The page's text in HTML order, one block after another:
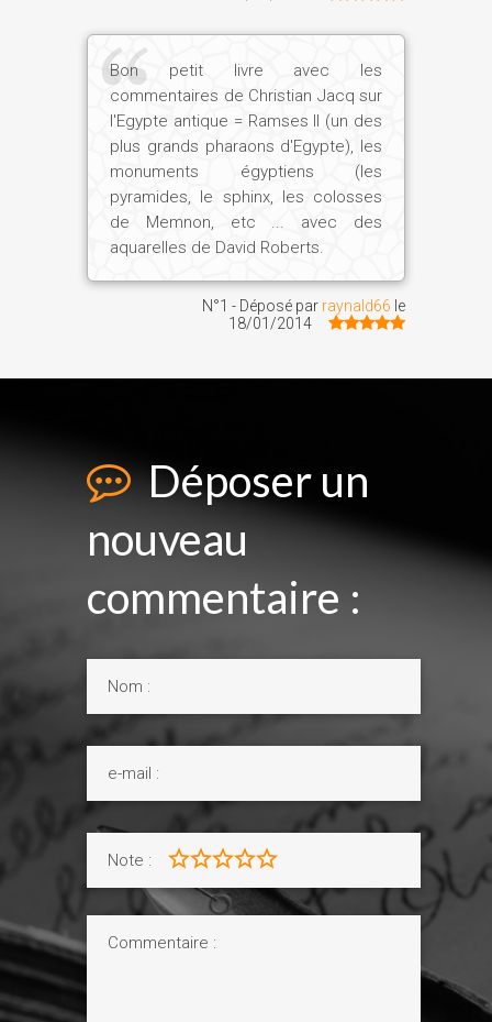
Bon petit livre avec les
commentaires de Christian Jacq sur
l'Egypte antique = Ramses II (un des
plus grands pharaons d'Egypte), les
monuments égyptiens (les
pyramides, le sphinx, les colosses
de Memnon, etc ... avec des
aquarelles de David Roberts.
N°1 - Déposé par raynald66 le
18/01/2014
Déposer un
nouveau
commentaire :
Note :